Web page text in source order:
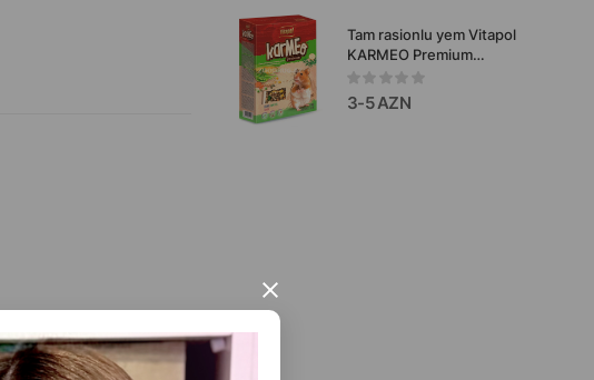
×
Tam rasionlu yem Vitapol
KARMEO Premium
hamsterlər üçün 500 qr.
3-5 AZN